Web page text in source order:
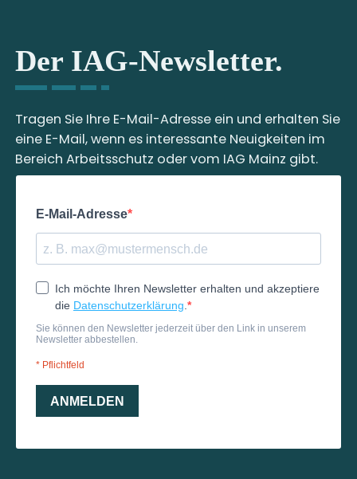
Der IAG-Newsletter.
Tragen Sie Ihre E-Mail-Adresse ein und erhalten Sie
eine E-Mail, wenn es interessante Neuigkeiten im
Bereich Arbeitsschutz oder vom IAG Mainz gibt.